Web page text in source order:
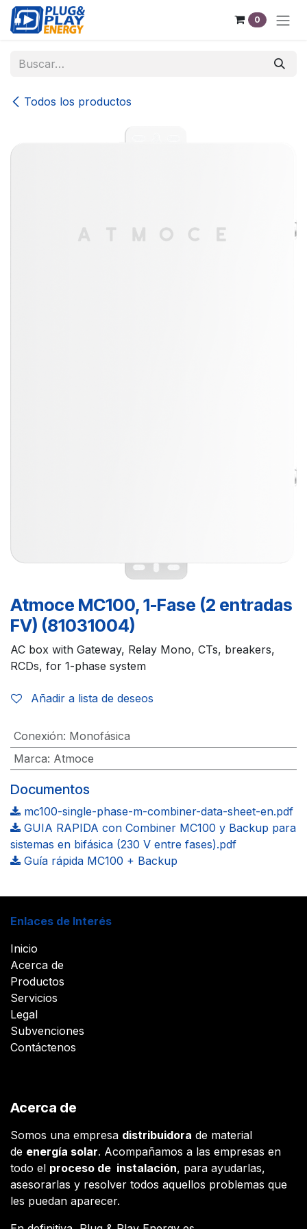
Ir al contenido
0
Todos los productos
Atmoce MC100, 1-Fase (2 entradas
FV) (81031004)
AC box with Gateway, Relay Mono, CTs, breakers,
RCDs, for 1-phase system
Añadir a lista de deseos
Conexión: Monofásica
Marca: Atmoce
Documentos
mc100-single-phase-m-combiner-data-sheet-en.pdf
GUIA RAPIDA con Combiner MC100 y Backup para
sistemas en bifásica (230 V entre fases).pdf
Guía rápida MC100 + Backup
Enlaces de Interés
Inicio
Acerca de
Productos
Servicios
Legal
Subvenciones
Contáctenos
Acerca de
Somos una empresa distribuidora de material
de energía solar. Acompañamos a las empresas en
todo el proceso de instalación, para ayudarlas,
asesorarlas y resolver todos aquellos problemas que
les puedan aparecer.